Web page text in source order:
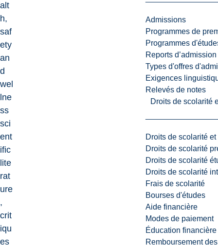
Admissions
Programmes de
Programmes
Reports d’admission
Types d'offres
Exigences
Relevés de notes
Droits de scolarité
Droits de scolarité
Droits de scolarité
Droits de scolarité
Droits de scolarité
Frais de scolarité
Bourses d'études
Aide financière
Modes de paiement
Éducation financière
Remboursement
alt
h,
saf
ety
an
d
wel
lne
ss
sci
ent
ific
lite
rat
ure
,
crit
iqu
es